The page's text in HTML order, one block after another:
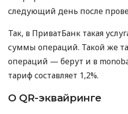
следующий день после
Так, в ПриватБанк такая
суммы операций. Такой же
операций — берут и в
тариф составляет 1,2%.
О QR-эквайринге